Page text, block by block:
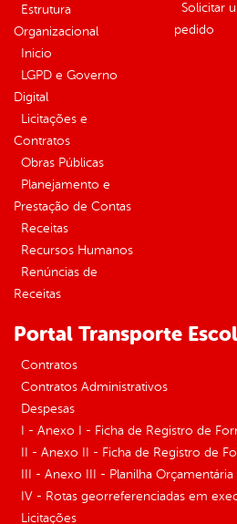
Estrutura
Organizacional
Inicio
LGPD e Governo
Digital
Licitações e
Contratos
Obras Públicas
Planejamento e
Prestação de Contas
Receitas
Recursos Humanos
Renúncias de
Receitas
Solicitar
pedido
Portal Transporte
Contratos
Contratos Administrativos
Despesas
I - Anexo I - Ficha de Registro de
II - Anexo II - Ficha de Registro de
III - Anexo III - Planilha Orçamentária
IV - Rotas georreferenciadas em
Licitações